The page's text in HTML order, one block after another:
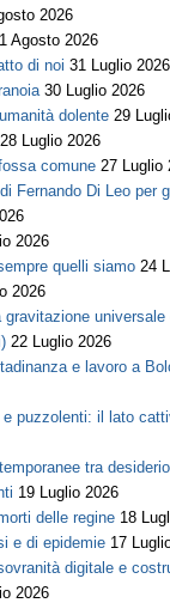
2026
1 Agosto 2026
di noi 31 Luglio 2026
30 Luglio 2026
dolente 29
28 Luglio 2026
comune 27 Luglio
Fernando Di Leo per
2026
quelli siamo 24
2026
gravitazione
22 Luglio 2026
e lavoro a
puzzolenti: il lato
tra
19 Luglio 2026
delle regine 18
e di epidemie 17
digitale e
2026